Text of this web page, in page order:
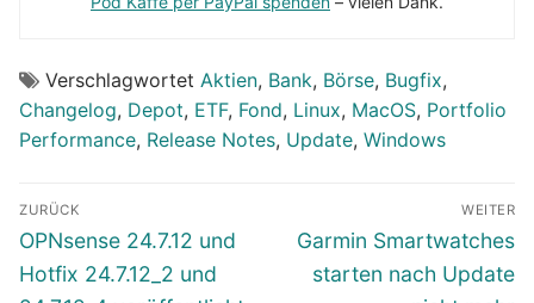
Verschlagwortet Aktien, Bank, Börse, Bugfix,
Changelog, Depot, ETF, Fond, Linux, MacOS, Portfolio
Performance, Release Notes, Update, Windows
Beitragsnavigation
ZURÜCK
Vorheriger
Beitrag:
OPNsense 24.7.12 und
Hotfix 24.7.12_2 und
WEITER
Nächster
Beitrag:
Garmin Smartwatches
starten nach Update